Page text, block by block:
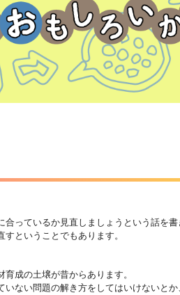
っているか見直しましょうという話を書
ということでもあります。
成の土壌が昔からあります。
ない問題の解き方をしてはいけないと